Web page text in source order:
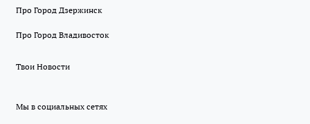
Про Город Дзержинск
Про Город Владивосток
Твои Новости
Мы в социальных сетях